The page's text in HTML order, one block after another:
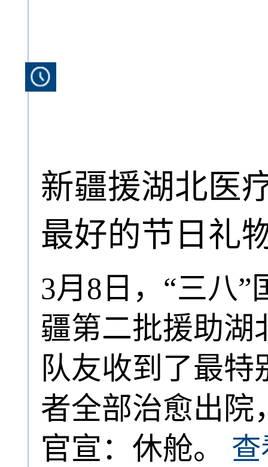
新疆援湖北医
最好的节日礼
3月8日，“三八
疆第二批援助湖
队友收到了最
者全部治愈出院
官宣：休舱。